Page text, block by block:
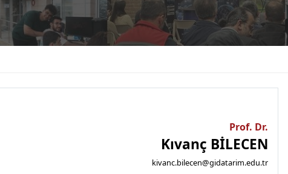
Prof. Dr.
Kıvanç BİLECEN
kivanc.bilecen@gidatarim.edu.tr